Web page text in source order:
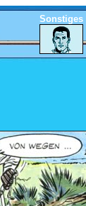
Sonstiges